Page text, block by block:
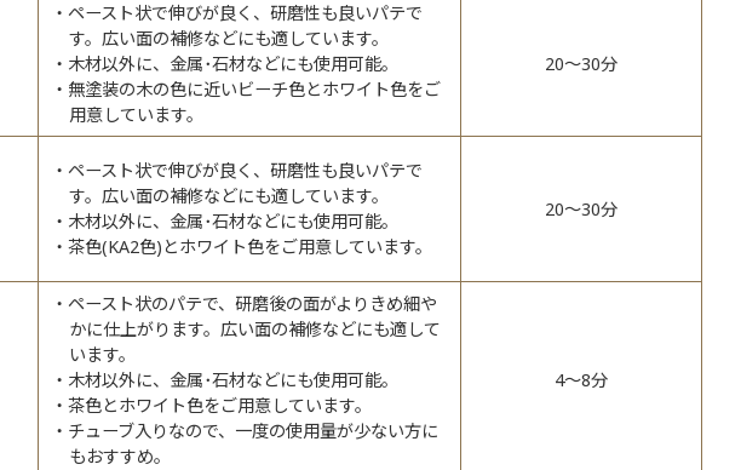
ペースト状で伸びが良く、研磨性も良いパテで
す。広い面の補修などにも適しています。
木材以外に、金属･石材などにも使用可能。
無塗装の木の色に近いビーチ色とホワイト色をご
用意しています。
20～30分
ペースト状で伸びが良く、研磨性も良いパテで
す。広い面の補修などにも適しています。
木材以外に、金属･石材などにも使用可能。
茶色(KA2色)とホワイト色をご用意しています。
20～30分
ペースト状のパテで、研磨後の面がよりきめ細や
かに仕上がります。広い面の補修などにも適して
います。
木材以外に、金属･石材などにも使用可能。
茶色とホワイト色をご用意しています。
チューブ入りなので、一度の使用量が少ない方に
もおすすめ。
4～8分